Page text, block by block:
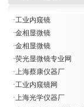
·工业内窥镜
·金相显微镜
·金相显微镜
·荧光显微镜专业网
·上海蔡康仪器厂
·工业内窥镜网
·上海光学仪器厂